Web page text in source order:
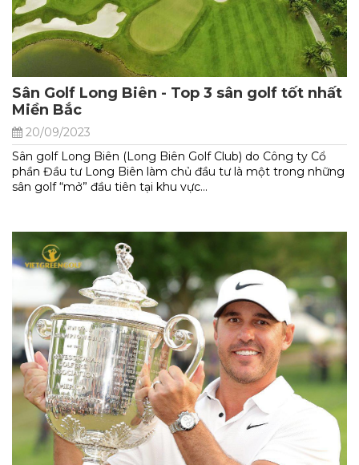
Sân Golf Long Biên - Top 3 sân golf tốt nhất
Miền Bắc
20/09/2023
Sân golf Long Biên (Long Biên Golf Club) do Công ty Cổ
phần Đầu tư Long Biên làm chủ đầu tư là một trong những
sân golf “mở” đầu tiên tại khu vực...